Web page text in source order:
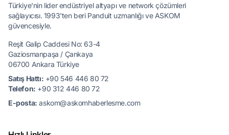
Türkiye'nin lider endüstriyel altyapı ve network çözümleri
sağlayıcısı. 1993'ten beri Panduit uzmanlığı ve ASKOM
güvencesiyle.
Reşit Galip Caddesi No: 63-4
Gaziosmanpaşa / Çankaya
06700 Ankara Türkiye
Satış Hattı: +90 546 446 80 72
Telefon: +90 312 446 80 72
E-posta: askom@askomhaberlesme.com